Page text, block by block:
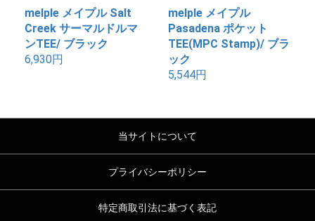
melple メイプル Salt
Creek サーマルドルマ
ンTEE/ ブラック
6,930円
melple メイプル
Pasadena ポケット
TEE(MPC Stamp)/ ブラ
ック
5,544円
当サイトについて
プライバシーポリシー
特定商取引法に基づく表記